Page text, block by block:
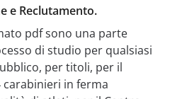
e Reclutamento.
pdf sono una parte
di studio per qualsiasi
per titoli, per il
in ferma